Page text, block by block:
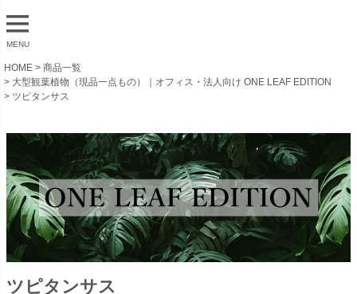
MENU
HOME
商品一覧
大型観葉植物（現品一点もの）｜オフィス・法人向け ONE LEAF EDITION
ツピタンサス
ツピタンサス